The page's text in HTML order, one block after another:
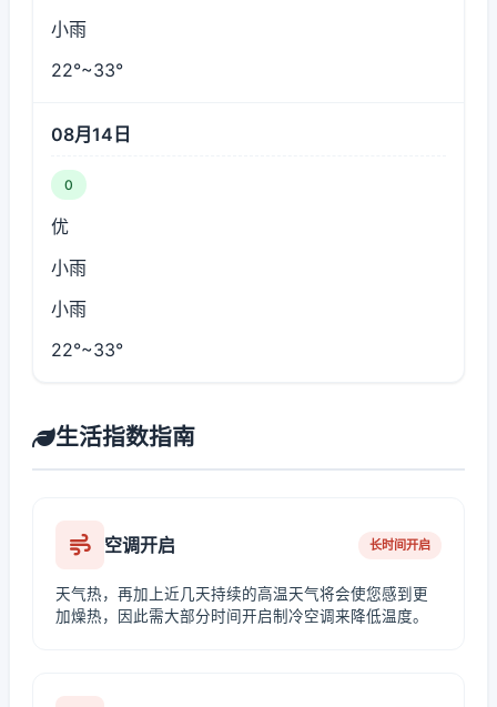
小雨
22°~33°
08月14日
0
优
小雨
小雨
22°~33°
生活指数指南
空调开启 长时间开启
天气热，再加上近几天持续的高温天气将会使您感到更
加燥热，因此需大部分时间开启制冷空调来降低温度。